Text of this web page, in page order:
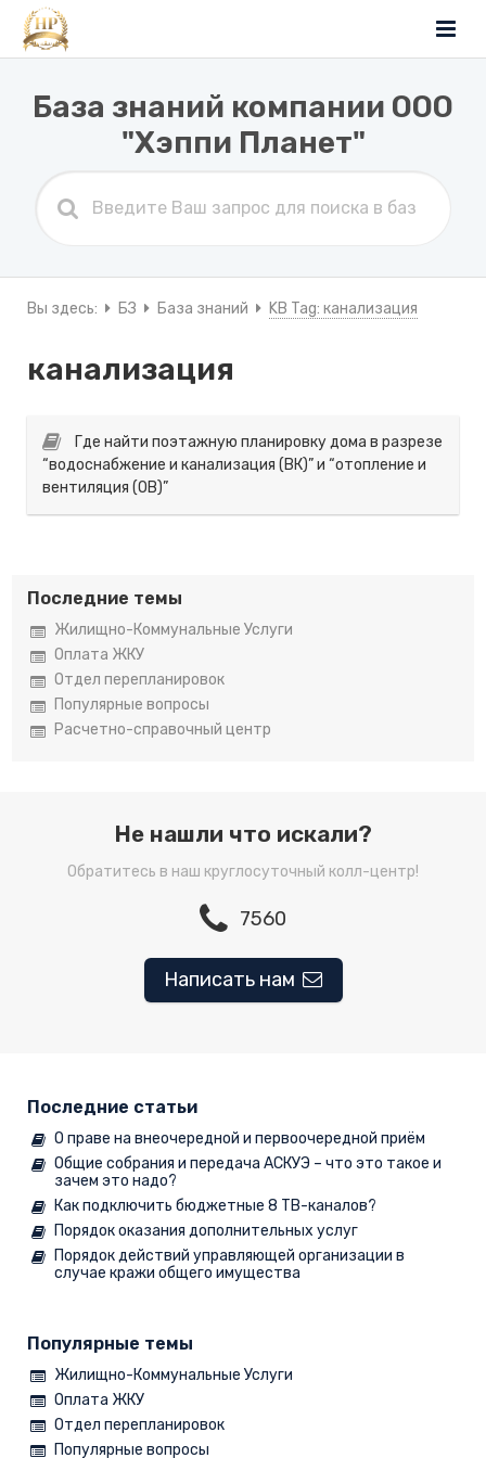
База знаний компании ООО
"Хэппи Планет"
Вы здесь: БЗ База знаний KB Tag: канализация
канализация
Где найти поэтажную планировку дома в разрезе
“водоснабжение и канализация (ВК)” и “отопление и
вентиляция (ОВ)”
Последние темы
Жилищно-Коммунальные Услуги
Оплата ЖКУ
Отдел перепланировок
Популярные вопросы
Расчетно-справочный центр
Не нашли что искали?
Обратитесь в наш круглосуточный колл-центр!
7560
Написать нам
Последние статьи
О праве на внеочередной и первоочередной приём
Общие собрания и передача АСКУЭ – что это такое и
зачем это надо?
Как подключить бюджетные 8 ТВ-каналов?
Порядок оказания дополнительных услуг
Порядок действий управляющей организации в
случае кражи общего имущества
Популярные темы
Жилищно-Коммунальные Услуги
Оплата ЖКУ
Отдел перепланировок
Популярные вопросы